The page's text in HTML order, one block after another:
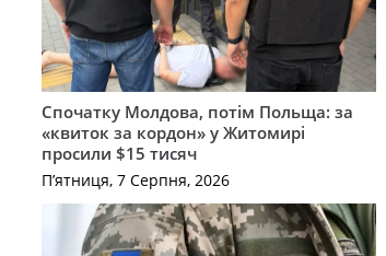
Спочатку Молдова, потім Польща: за
«квиток за кордон» у Житомирі
просили $15 тисяч
П’ятниця, 7 Серпня, 2026